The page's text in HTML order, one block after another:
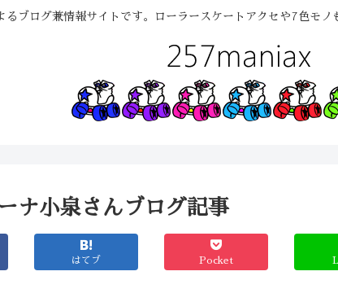
ブログ兼情報サイトです。ローラースケートアクセや7色モノ
ナ小泉さんブログ記事
はてブ Pocket